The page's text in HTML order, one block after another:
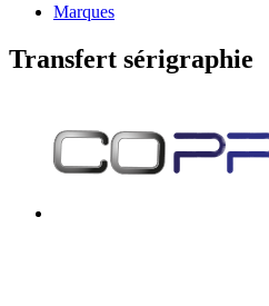
Marques
Transfert sérigraphie